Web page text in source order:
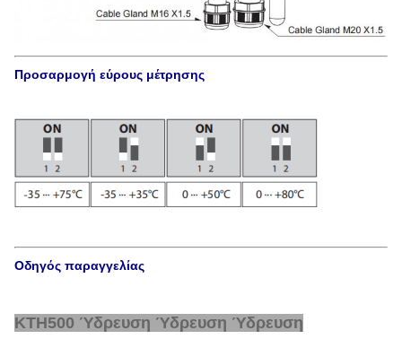
Προσαρμογή εύρους μέτρησης
Οδηγός παραγγελίας
KTH500 Ύδρευση Ύδρευση Ύδρευση